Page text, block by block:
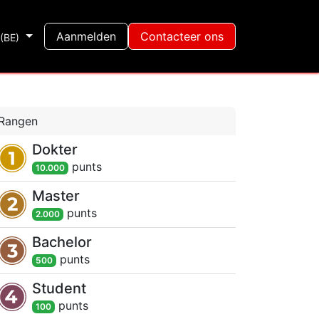
Aanmelden Contacteer ons
Dokter
10.000 punts
Master
2.000 punts
Bachelor
500 punts
Student
100 punts